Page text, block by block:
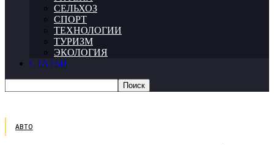
СЕЛЬХОЗ
СПОРТ
ТЕХНОЛОГИИ
ТУРИЗМ
ЭКОЛОГИЯ
СТАТЬИ
АВТО